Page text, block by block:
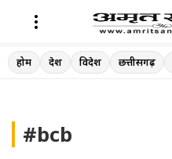
Skip
to
होम देश विदेश छत्तीसगढ़
#bcb